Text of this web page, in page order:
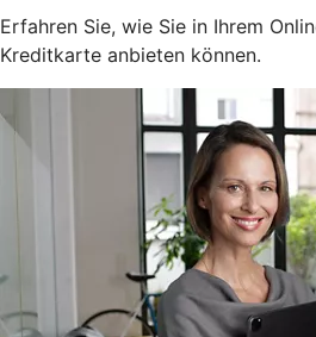
Erfahren Sie, wie Sie in Ihrem
Kreditkarte anbieten können.